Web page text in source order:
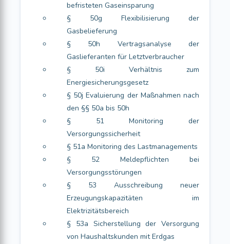
befristeten Gaseinsparung
§ 50g Flexibilisierung der
Gasbelieferung
§ 50h Vertragsanalyse der
Gaslieferanten für Letztverbraucher
§ 50i Verhältnis zum
Energiesicherungsgesetz
§ 50j Evaluierung der Maßnahmen nach
den §§ 50a bis 50h
§ 51 Monitoring der
Versorgungssicherheit
§ 51a Monitoring des Lastmanagements
§ 52 Meldepflichten bei
Versorgungsstörungen
§ 53 Ausschreibung neuer
Erzeugungskapazitäten im
Elektrizitätsbereich
§ 53a Sicherstellung der Versorgung
von Haushaltskunden mit Erdgas